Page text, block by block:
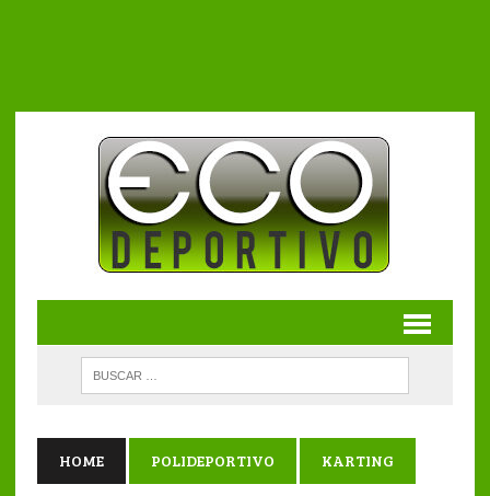
HOME POLIDEPORTIVO KARTING